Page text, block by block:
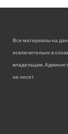
Все материалы на
исключительно в
владельцам.
не несет.